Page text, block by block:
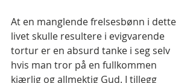
At en manglende frelsesbønn i dette
livet skulle resultere i evigvarende
tortur er en absurd tanke i seg selv
hvis man tror på en fullkommen
kjærlig og allmektig Gud. I tillegg